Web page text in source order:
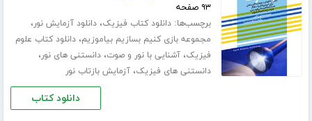
۹۳ صفحه
برچسب‌ها:دانلود کتاب فیزیک،دانلود آزمایش نور،
مجموعه بازی کنیم بسازیم بیاموزیم،دانلود کتاب علوم
فیزیک،آشنایی با نور و صوت،دانستنی های نور،
دانستنی های فیزیک،آزمایش بازتاب نور
دانلود کتاب